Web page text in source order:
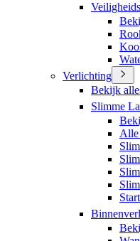
Verlichting
Bekijk
Slimme
Alle